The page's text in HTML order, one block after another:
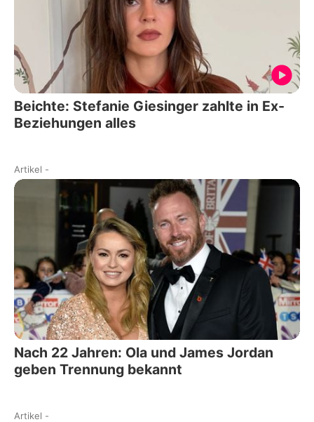
Beichte: Stefanie Giesinger zahlte in Ex-
Beziehungen alles
Artikel -
Nach 22 Jahren: Ola und James Jordan
geben Trennung bekannt
Artikel -